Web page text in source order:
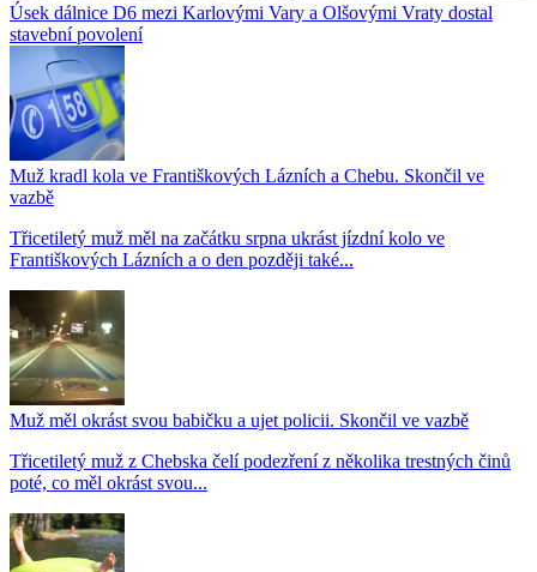
Úsek dálnice D6 mezi Karlovými Vary a Olšovými Vraty dostal
stavební povolení
Muž kradl kola ve Františkových Lázních a Chebu. Skončil ve
vazbě
Třicetiletý muž měl na začátku srpna ukrást jízdní kolo ve
Františkových Lázních a o den později také...
Muž měl okrást svou babičku a ujet policii. Skončil ve vazbě
Třicetiletý muž z Chebska čelí podezření z několika trestných činů
poté, co měl okrást svou...